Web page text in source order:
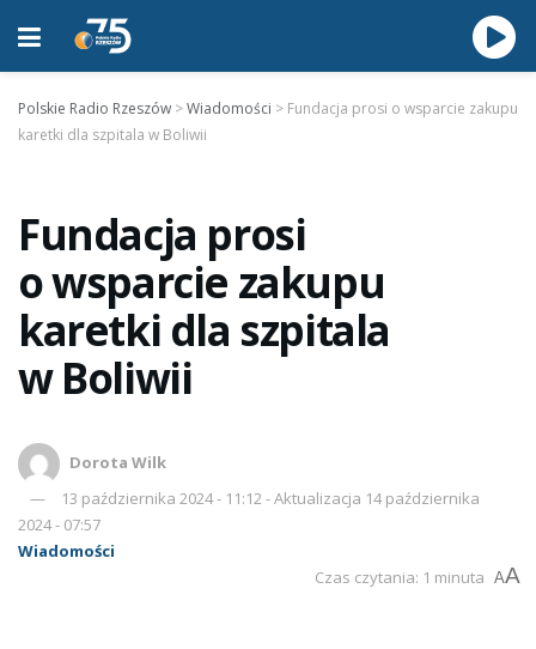
Polskie Radio Rzeszów >Wiadomości > Fundacja prosi o wsparcie zakupu
karetki dla szpitala w Boliwii
Fundacja prosi
o wsparcie zakupu
karetki dla szpitala
w Boliwii
Dorota Wilk
13 października 2024 - 11:12 - Aktualizacja 14 października
2024 - 07:57
Wiadomości
Czas czytania: 1 minuta AA